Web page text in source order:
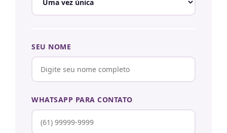
SEU NOME
WHATSAPP PARA CONTATO